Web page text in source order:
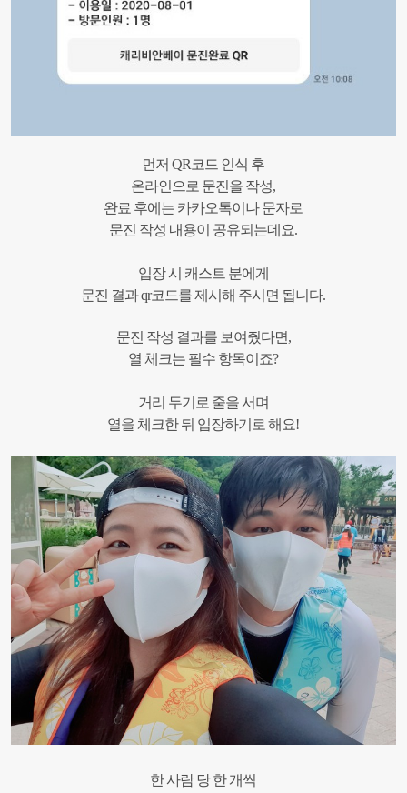
먼저 QR코드 인식 후
온라인으로 문진을 작성,
완료 후에는 카카오톡이나 문자로
문진 작성 내용이 공유되는데요.
입장 시 캐스트 분에게
문진 결과 qr코드를 제시해 주시면 됩니다.
문진 작성 결과를 보여줬다면,
열 체크는 필수 항목이죠?
거리 두기로 줄을 서며
열을 체크한 뒤 입장하기로 해요!
한 사람 당 한 개씩